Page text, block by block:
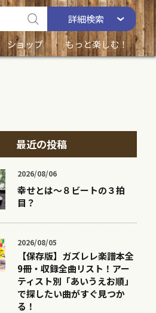
詳細検索
ショップ もっと楽しむ！
最近の投稿
2026/08/06
幸せとは〜８ビートの３拍
目？
2026/08/05
【保存版】ガズレレ楽譜本全
9冊・収録全曲リスト！アー
ティスト別「あいうえお順」
で探したい曲がすぐ見つか
る！